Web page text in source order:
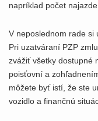
napríklad počet
V neposlednom rade si
Pri uzatváraní PZP
zvážiť všetky dostupné
poisťovní a
môžete byť istí, že ste
vozidlo a finančnú